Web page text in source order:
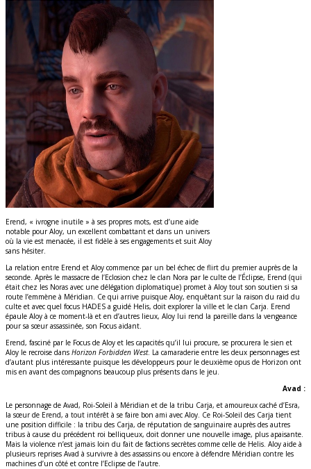
Erend, « ivrogne inutile » à ses propres mots, est d’une aide
notable pour Aloy, un excellent combattant et dans un univers
où la vie est menacée, il est fidèle à ses engagements et suit Aloy
sans hésiter.
La relation entre Erend et Aloy commence par un bel échec de flirt du premier auprès de la
seconde. Après le massacre de l’Eclosion chez le clan Nora par le culte de l’Éclipse, Erend (qui
était chez les Noras avec une délégation diplomatique) promet à Aloy tout son soutien si sa
route l’emmène à Méridian. Ce qui arrive puisque Aloy, enquêtant sur la raison du raid du
culte et avec quel focus HADES a guidé Helis, doit explorer la ville et le clan Carja. Erend
épaule Aloy à ce moment-là et en d’autres lieux, Aloy lui rend la pareille dans la vengeance
pour sa sœur assassinée, son Focus aidant.
Erend, fasciné par le Focus de Aloy et les capacités qu’il lui procure, se procurera le sien et
Aloy le recroise dans Horizon Forbidden West. La camaraderie entre les deux personnages est
d’autant plus intéressante puisque les développeurs pour le deuxième opus de Horizon ont
mis en avant des compagnons beaucoup plus présents dans le jeu.
Avad :
Le personnage de Avad, Roi-Soleil à Méridian et de la tribu Carja, et amoureux caché d’Esra,
la sœur de Erend, a tout intérêt à se faire bon ami avec Aloy. Ce Roi-Soleil des Carja tient
une position difficile : la tribu des Carja, de réputation de sanguinaire auprès des autres
tribus à cause du précédent roi belliqueux, doit donner une nouvelle image, plus apaisante.
Mais la violence n’est jamais loin du fait de factions secrètes comme celle de Helis. Aloy aide à
plusieurs reprises Avad à survivre à des assassins ou encore à défendre Méridian contre les
machines d’un côté et contre l’Eclipse de l’autre.